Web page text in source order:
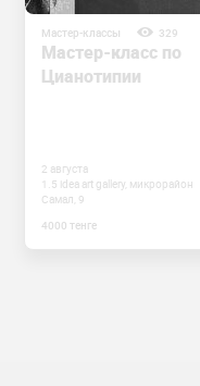
Мастер-классы 329
Мастер-класс по
Цианотипии
2 августа
1.5 idea art gallery, микрорайон
Самал, 9
4000 тенге